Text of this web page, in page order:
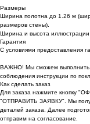
Размеры
Ширина полотна до 1.26 м
размеров стены).
Ширина и высота
Гарантия
С условиями предоставления
ВАЖНО! Мы сможем выполнить
соблюдения инструкции по
Как сделать заказ
Для заказа нажмите кнопку
"ОТПРАВИТЬ ЗАЯВКУ". Мы
деталей заказа. Далее
отправим на согласование.